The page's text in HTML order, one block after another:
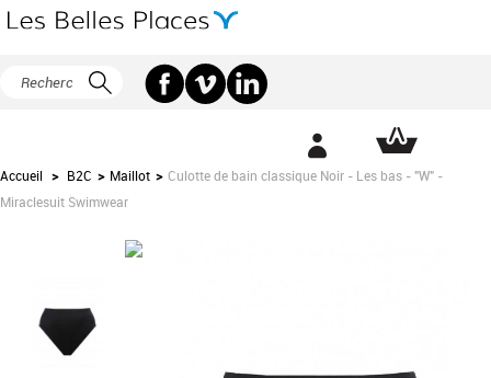
Accueil > B2C > Maillot > Culotte de bain classique Noir - Les bas - "W" -
Miraclesuit Swimwear